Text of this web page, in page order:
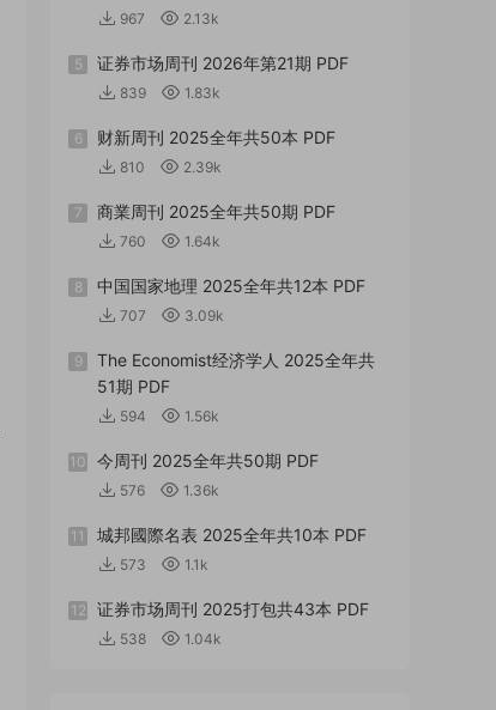
967 2.13k
5 证券市场周刊 2026年第21期 PDF
839 1.83k
6 财新周刊 2025全年共50本 PDF
810 2.39k
7 商業周刊 2025全年共50期 PDF
760 1.64k
8 中国国家地理 2025全年共12本 PDF
707 3.09k
9
The Economist经济学人 2025全年共
51期 PDF
594 1.56k
10 今周刊 2025全年共50期 PDF
576 1.36k
11 城邦國際名表 2025全年共10本 PDF
573 1.1k
12 证券市场周刊 2025打包共43本 PDF
538 1.04k